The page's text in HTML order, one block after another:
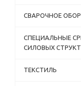
СВАРОЧНОЕ
СПЕЦИАЛЬНЫЕ
СИЛОВЫХ
ТЕКСТИЛЬ